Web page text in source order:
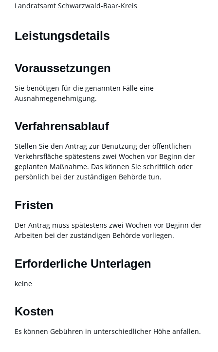
Landratsamt Schwarzwald-Baar-Kreis
Leistungsdetails
Voraussetzungen
Sie benötigen für die genannten Fälle eine
Ausnahmegenehmigung.
Verfahrensablauf
Stellen Sie den Antrag zur Benutzung der öffentlichen
Verkehrsfläche spätestens zwei Wochen vor Beginn der
geplanten Maßnahme. Das können Sie schriftlich oder
persönlich bei der zuständigen Behörde tun.
Fristen
Der Antrag muss spätestens zwei Wochen vor Beginn der
Arbeiten bei der zuständigen Behörde vorliegen.
Erforderliche Unterlagen
keine
Kosten
Es können Gebühren in unterschiedlicher Höhe anfallen.